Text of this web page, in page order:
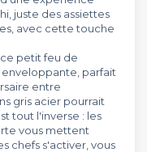
juste des assiettes
avec cette touche
petit feu de
parfait
entre
gris acier pourrait
tout l'inverse : les
vous mettent
chefs s'activer, vous